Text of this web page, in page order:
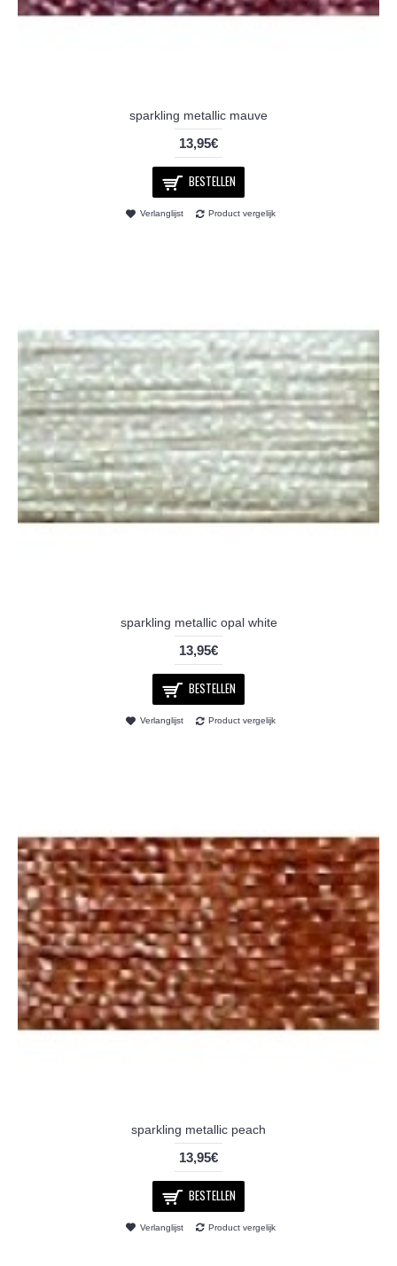
sparkling metallic mauve
13,95€
BESTELLEN
Verlanglijst Product vergelijk
sparkling metallic opal white
13,95€
BESTELLEN
Verlanglijst Product vergelijk
sparkling metallic peach
13,95€
BESTELLEN
Verlanglijst Product vergelijk